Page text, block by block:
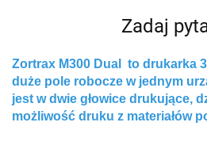
Zadaj
Zortrax M300 Dual to drukarka
duże pole robocze w jednym
jest w dwie głowice drukujące,
możliwość druku z materiałów